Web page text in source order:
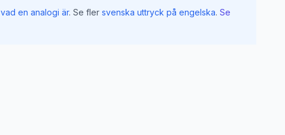
vad en analogi är. Se fler svenska uttryck på engelska. Se